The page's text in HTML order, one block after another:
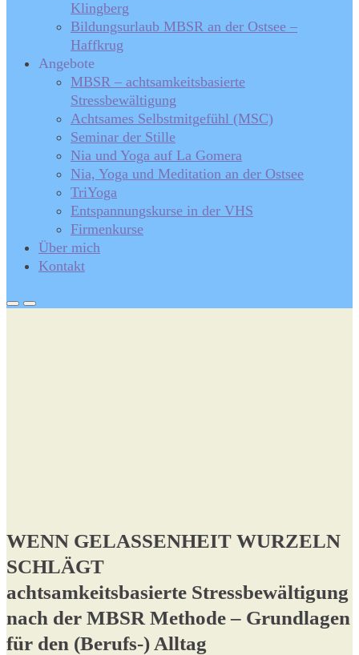
Klingberg
Bildungsurlaub MBSR an der Ostsee –
Haffkrug
Angebote
MBSR – achtsamkeitsbasierte
Stressbewältigung
Achtsames Selbstmitgefühl (MSC)
Seminar der Stille
Nia und Yoga auf La Gomera
Nia, Yoga und Meditation an der Ostsee
TriYoga
Entspannungskurse in der VHS
Firmenkurse
Über mich
Kontakt
PrimaryPrimary
WENN GELASSENHEIT WURZELN
SCHLÄGT
achtsamkeitsbasierte Stressbewältigung
nach der MBSR Methode – Grundlagen
für den (Berufs-) Alltag